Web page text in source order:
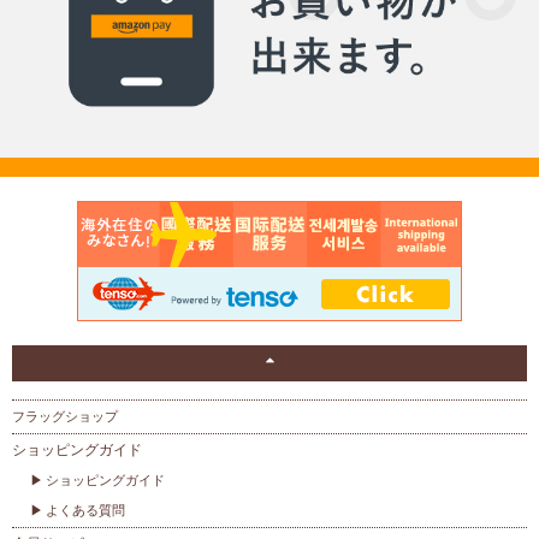
フラッグショップ
ショッピングガイド
ショッピングガイド
よくある質問